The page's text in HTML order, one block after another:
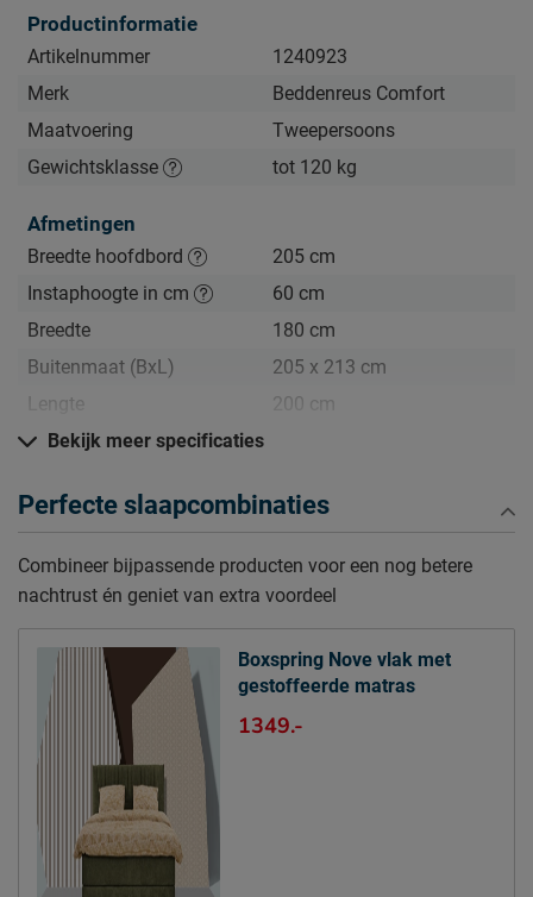
• Pocketveermatras met 7 comfortzones + topmatras
meegeleverd
• Gewoon goed voor een slimme prijs
Zo blijft Boxspring Nove lang mooi (en schoon)
zien.
Productinformatie
Artikelnummer
1240923
Merk
Beddenreus Comfort
Maatvoering
Tweepersoons
Gewichtsklasse
tot 120 kg
Afmetingen
Breedte hoofdbord
205 cm
Instaphoogte in cm
60 cm
Breedte
180 cm
Buitenmaat (BxL)
205 x 213 cm
Lengte
200 cm
Hoogte hoofdbord
Poothoogte
15 cm
Specificaties boxspring
Kleur
groen
Uitvoering
Vlak
polyester
Afdeklaag dikte
Aantal slagen per veer
Aantal veren per m2
(circa)
Bekijk meer specificaties
Perfecte slaapcombinaties
Combineer bijpassende producten voor een nog betere
nachtrust én geniet van extra voordeel
Boxspring Nove vlak met
gestoffeerde matras
1349.-